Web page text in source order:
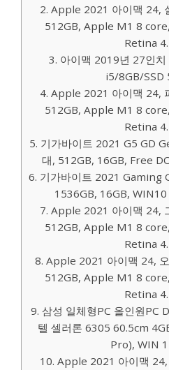
2. Apple 2021 아이맥 24,
512GB, Apple M1 8
Retina
3. 아이맥 2019년 27인
i5/8GB/SSD
4. Apple 2021 아이맥 24,
512GB, Apple M1 8
Retina
5. 기가바이트 2021 G5 GD
대, 512GB, 16GB, Free
6. 기가바이트 2021 Gaming
1536GB, 16GB,
7. Apple 2021 아이맥 24,
512GB, Apple M1 8
Retina
8. Apple 2021 아이맥 24,
512GB, Apple M1 8
Retina
9. 삼성 일체형PC 올인원PC
텔 셀러론 6305 60.5cm
Pro), WIN
10. Apple 2021 아이맥